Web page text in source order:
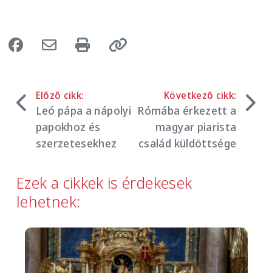
Előző cikk:
Leó pápa a nápolyi
papokhoz és
szerzetesekhez
Következő cikk:
Rómába érkezett a
magyar piarista
család küldöttsége
Ezek a cikkek is érdekesek
lehetnek:
Image